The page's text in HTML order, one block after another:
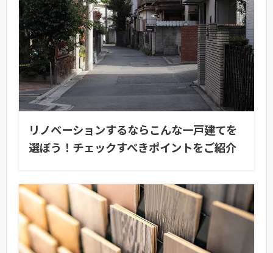
リノベーションするならこんな一戸建てを
選ぼう！チェックすべきポイントをご紹介